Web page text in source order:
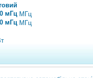
мГц МГц
мГц МГц